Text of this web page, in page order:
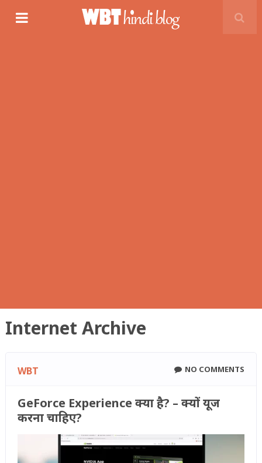
Internet Archive
WBT NO COMMENTS
GeForce Experience क्या है? – क्यों यूज
करना चाहिए?